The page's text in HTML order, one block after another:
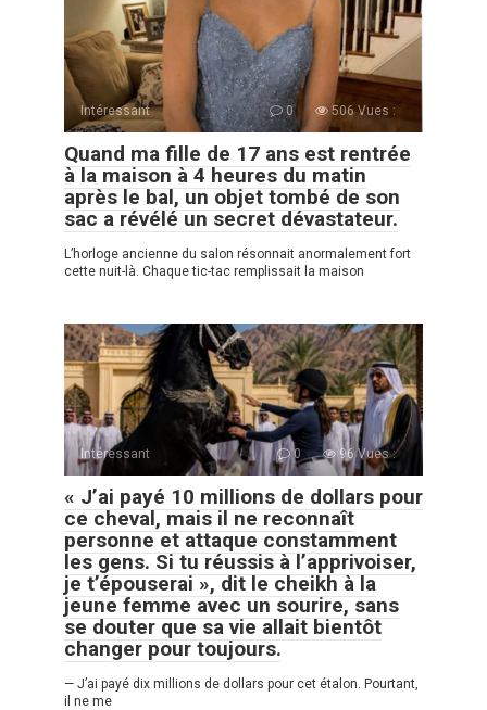
Intéressant 0 506 Vues :
Quand ma fille de 17 ans est rentrée
à la maison à 4 heures du matin
après le bal, un objet tombé de son
sac a révélé un secret dévastateur.
L’horloge ancienne du salon résonnait anormalement fort
cette nuit-là. Chaque tic-tac remplissait la maison
Intéressant 0 96 Vues :
« J’ai payé 10 millions de dollars pour
ce cheval, mais il ne reconnaît
personne et attaque constamment
les gens. Si tu réussis à l’apprivoiser,
je t’épouserai », dit le cheikh à la
jeune femme avec un sourire, sans
se douter que sa vie allait bientôt
changer pour toujours.
— J’ai payé dix millions de dollars pour cet étalon. Pourtant,
il ne me